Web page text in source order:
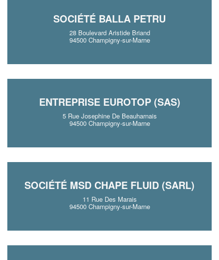
SOCIÉTÉ BALLA PETRU
28 Boulevard Aristide Briand
94500 Champigny-sur-Marne
ENTREPRISE EUROTOP (SAS)
5 Rue Josephine De Beauharnais
94500 Champigny-sur-Marne
SOCIÉTÉ MSD CHAPE FLUID (SARL)
11 Rue Des Marais
94500 Champigny-sur-Marne